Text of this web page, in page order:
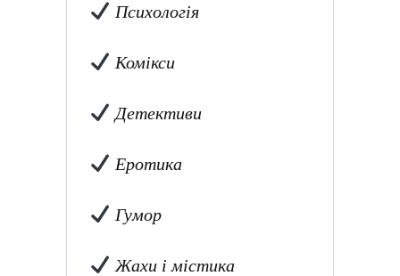
Психологія
Комікси
Детективи
Еротика
Гумор
Жахи і містика